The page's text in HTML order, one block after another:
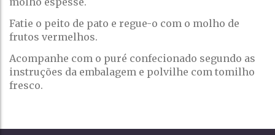
Fatie o peito de pato e regue-o com o molho de
frutos vermelhos.
Acompanhe com o puré confecionado segundo as
instruções da embalagem e polvilhe com tomilho
fresco.